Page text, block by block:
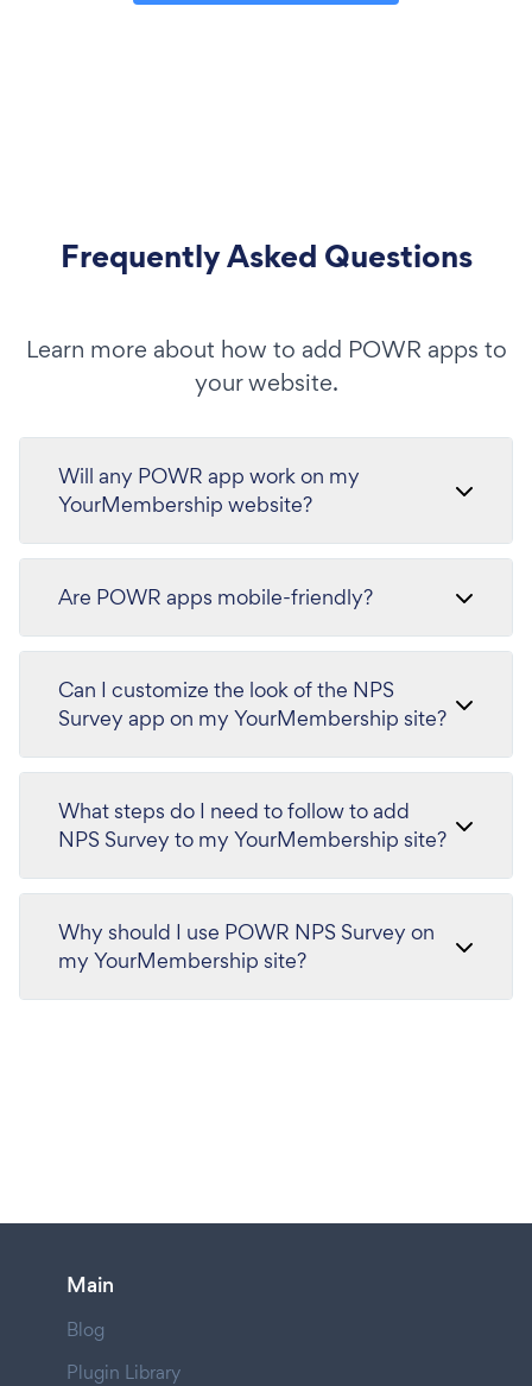
Frequently Asked Questions
Learn more about how to add POWR apps to
your website.
Will any POWR app work on my
YourMembership website?
Are POWR apps mobile-friendly?
Can I customize the look of the NPS
Survey app on my YourMembership site?
What steps do I need to follow to add
NPS Survey to my YourMembership site?
Why should I use POWR NPS Survey on
my YourMembership site?
Main
Blog
Plugin Library